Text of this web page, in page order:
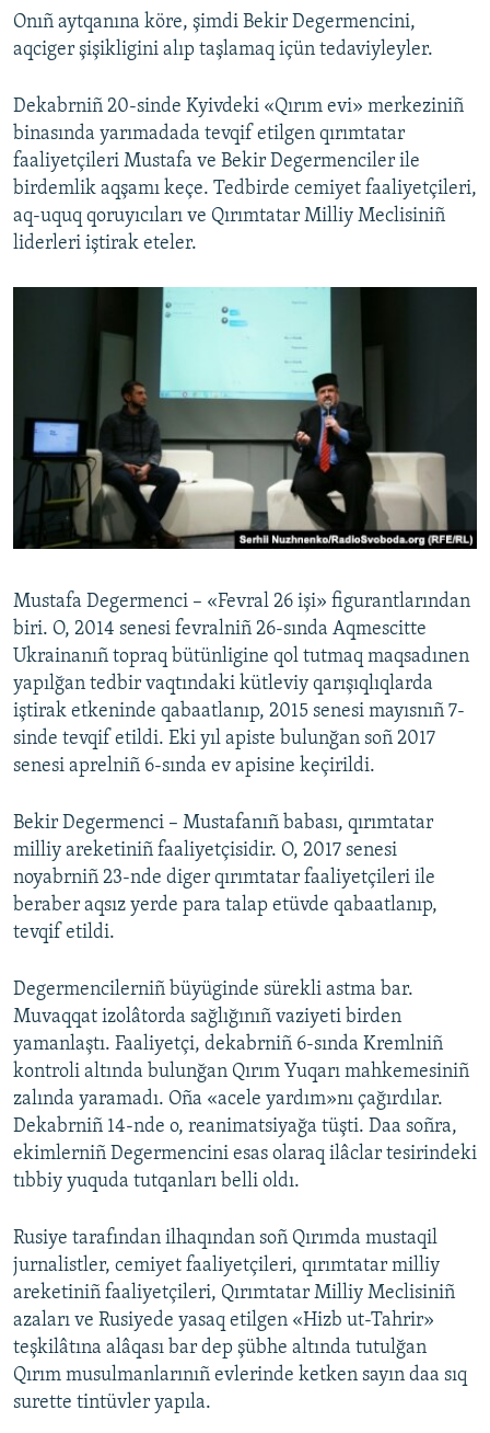
Onıñ aytqanına köre, şimdi Bekir Degermencini,
aqciger şişikligini alıp taşlamaq içün tedaviyleyler.
Dekabrniñ 20-sinde Kyivdeki «Qırım evi» merkeziniñ
binasında yarımadada tevqif etilgen qırımtatar
faaliyetçileri Mustafa ve Bekir Degermenciler ile
birdemlik aqşamı keçe. Tedbirde cemiyet faaliyetçileri,
aq-uquq qoruyıcıları ve Qırımtatar Milliy Meclisiniñ
liderleri iştirak eteler.
Mustafa Degermenci – «Fevral 26 işi» figurantlarından
biri. O, 2014 senesi fevralniñ 26-sında Aqmescitte
Ukrainanıñ topraq bütünligine qol tutmaq maqsadınen
yapılğan tedbir vaqtındaki kütleviy qarışıqlıqlarda
iştirak etkeninde qabaatlanıp, 2015 senesi mayısnıñ 7-
sinde tevqif etildi. Eki yıl apiste bulunğan soñ 2017
senesi aprelniñ 6-sında ev apisine keçirildi.
Bekir Degermenci – Mustafanıñ babası, qırımtatar
milliy areketiniñ faaliyetçisidir. O, 2017 senesi
noyabrniñ 23-nde diger qırımtatar faaliyetçileri ile
beraber aqsız yerde para talap etüvde qabaatlanıp,
tevqif etildi.
Degermencilerniñ büyüginde sürekli astma bar.
Muvaqqat izolâtorda sağlığınıñ vaziyeti birden
yamanlaştı. Faaliyetçi, dekabrniñ 6-sında Kremlniñ
kontroli altında bulunğan Qırım Yuqarı mahkemesiniñ
zalında yaramadı. Oña «acele yardım»nı çağırdılar.
Dekabrniñ 14-nde o, reanimatsiyağa tüşti. Daa soñra,
ekimlerniñ Degermencini esas olaraq ilâclar tesirindeki
tıbbiy yuquda tutqanları belli oldı.
Rusiye tarafından ilhaqından soñ Qırımda mustaqil
jurnalistler, cemiyet faaliyetçileri, qırımtatar milliy
areketiniñ faaliyetçileri, Qırımtatar Milliy Meclisiniñ
azaları ve Rusiyede yasaq etilgen «Hizb ut-Tahrir»
teşkilâtına alâqası bar dep şübhe altında tutulğan
Qırım musulmanlarınıñ evlerinde ketken sayın daa sıq
surette tintüvler yapıla.